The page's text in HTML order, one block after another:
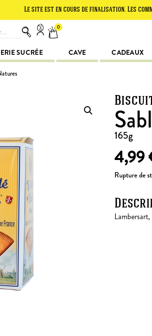
site est en cours de finalisation. Les commandes
0
SUCRÉE CAVE CADEAUX
165g
4,99
Rupture de